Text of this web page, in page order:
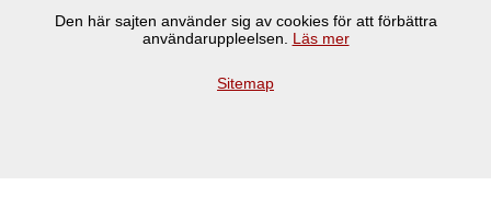
Den här sajten använder sig av cookies för att förbättra
användaruppleelsen. Läs mer
Sitemap